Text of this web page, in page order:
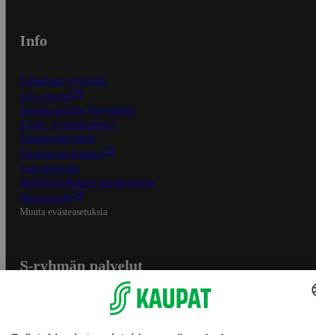
Info
S-Business yrityksille
Oiva-raportit
Osuuskauppojen yhteystiedot
Tilaus- ja toimitusehdot
Tietosuojakäytäntö
Palvelun käyttöehdot
Saavutettavuus
Mobiilisovelluksen saavutettavuus
Mainostajalle
Muuta evästeasetuksia
S-ryhmän palvelut